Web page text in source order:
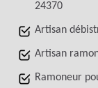
24370
Artisan
Artisan
Ramoneur